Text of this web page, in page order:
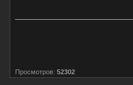
Просмотров: 52302